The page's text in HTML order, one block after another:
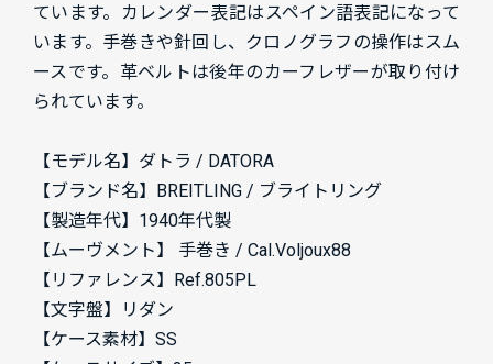
ています。カレンダー表記はスペイン語表記になって
います。手巻きや針回し、クロノグラフの操作はスム
ースです。革ベルトは後年のカーフレザーが取り付け
られています。
【モデル名】ダトラ / DATORA
【ブランド名】BREITLING / ブライトリング
【製造年代】1940年代製
【ムーヴメント】 手巻き / Cal.Voljoux88
【リファレンス】Ref.805PL
【文字盤】リダン
【ケース素材】SS